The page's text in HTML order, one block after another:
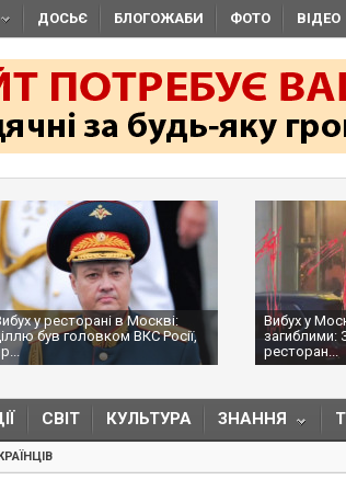
ДОСЬЄ БЛОГОЖАБИ ФОТО ВІДЕО
у ресторані в Москві:
був головком ВКС Росії,
Вибух у
загиблими:
ресторан...
СВІТ КУЛЬТУРА ЗНАННЯ